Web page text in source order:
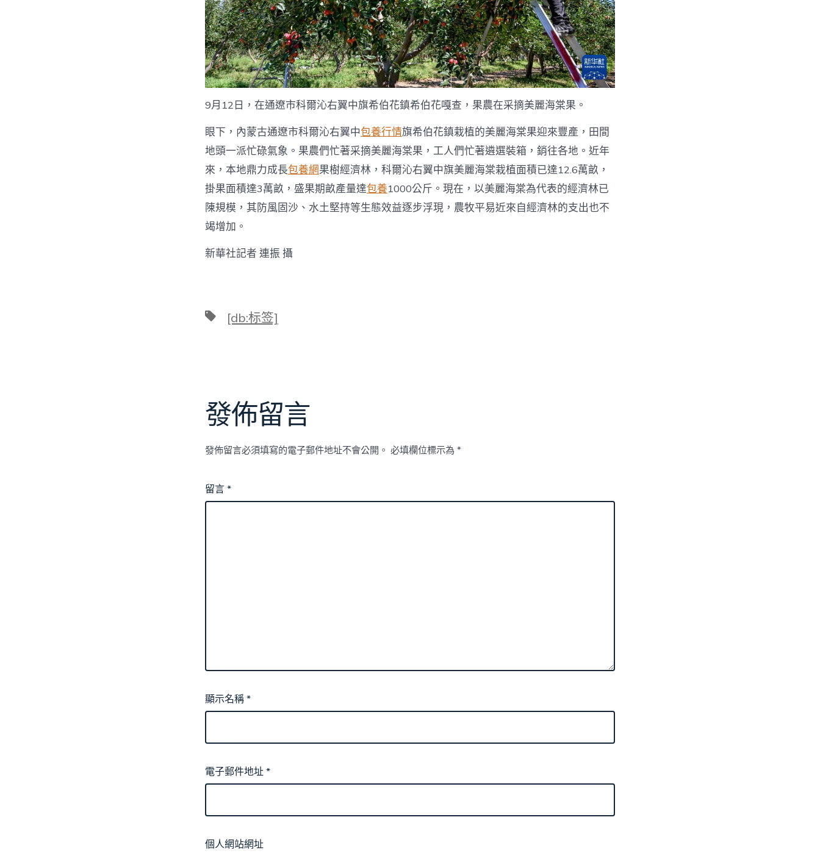
9月12日，在通遼市科爾沁右翼中旗希伯花鎮希伯花嘎查，果農在采摘美麗海棠果。
眼下，內蒙古通遼市科爾沁右翼中包養行情旗希伯花鎮栽植的美麗海棠果迎來豐產，田間
地頭一派忙碌氣象。果農們忙著采摘美麗海棠果，工人們忙著遴選裝箱，銷往各地。近年
來，本地鼎力成長包養網果樹經濟林，科爾沁右翼中旗美麗海棠栽植面積已達12.6萬畝，
掛果面積達3萬畝，盛果期畝產量達包養1000公斤。現在，以美麗海棠為代表的經濟林已
陳規模，其防風固沙、水土堅持等生態效益逐步浮現，農牧平易近來自經濟林的支出也不
竭增加。
新華社記者 連振 攝
標 [db:标签]
發佈留言
發佈留言必須填寫的電子郵件地址不會公開。 必填欄位標示為 *
留言*
顯示名稱*
電子郵件地址*
個人網站網址